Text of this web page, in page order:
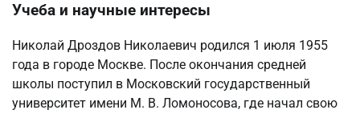
Учеба и научные интересы
Николай Дроздов Николаевич родился 1 июля 1955
года в городе Москве. После окончания средней
школы поступил в Московский государственный
университет имени М. В. Ломоносова, где начал свою